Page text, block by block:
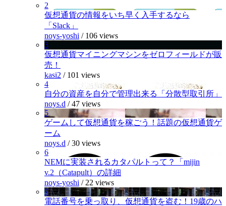
2
仮想通貨の情報をいち早く入手するなら
「Slack」
noys-yoshi / 106 views
3
仮想通貨マイニングマシンをゼロフィールドが販
売！
kasi2 / 101 views
4
自分の資産を自分で管理出来る「分散型取引所」
noys.d /47 views
5
ゲームして仮想通貨を稼ごう！話題の仮想通貨ゲ
ーム
noys.d /30 views
6
NEMに実装されるカタパルトって？「mijin
v.2（Catapult）の詳細
noys-yoshi / 22 views
7
電話番号を乗っ取り、仮想通貨を盗む！19歳のハ